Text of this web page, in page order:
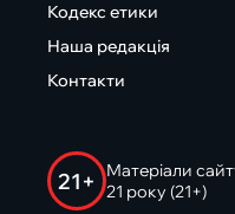
Кодекс етики
Наша редакція
Контакти
21+
Матеріали
21 року (21+)